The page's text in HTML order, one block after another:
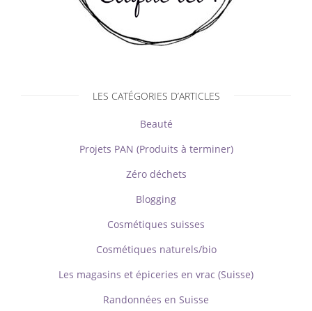
LES CATÉGORIES D’ARTICLES
Beauté
Projets PAN (Produits à terminer)
Zéro déchets
Blogging
Cosmétiques suisses
Cosmétiques naturels/bio
Les magasins et épiceries en vrac (Suisse)
Randonnées en Suisse